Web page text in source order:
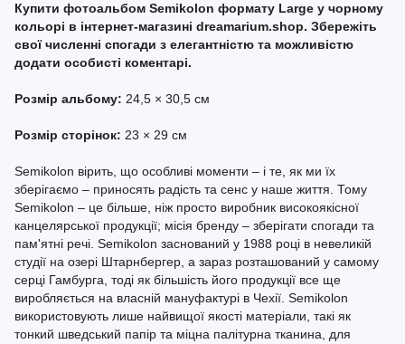
Купити фотоальбом Semikolon формату Large у чорному
кольорі в інтернет-магазині dreamarium.shop. Збережіть
свої численні спогади з елегантністю та можливістю
додати особисті коментарі.
Розмір альбому: 24,5 × 30,5 см
Розмір сторінок: 23 × 29 см
Semikolon вірить, що особливі моменти – і те, як ми їх
зберігаємо – приносять радість та сенс у наше життя. Тому
Semikolon – це більше, ніж просто виробник високоякісної
канцелярської продукції; місія бренду – зберігати спогади та
пам'ятні речі. Semikolon заснований у 1988 році в невеликій
студії на озері Штарнбергер, а зараз розташований у самому
серці Гамбурга, тоді як більшість його продукції все ще
виробляється на власній мануфактурі в Чехії. Semikolon
використовують лише найвищої якості матеріали, такі як
тонкий шведський папір та міцна палітурна тканина, для